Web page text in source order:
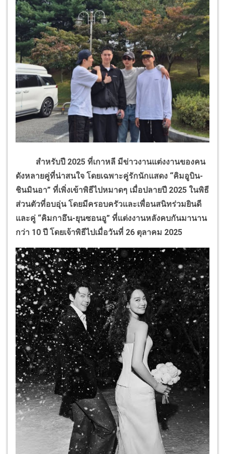
สำหรับปี 2025 ที่เกาหลี มีข่าวงานแต่งงานของคน
ดังหลายคู่ที่น่าสนใจ โดยเฉพาะคู่รักนักแสดง “คิมอูบิน-
ชินมินอา” ที่เพิ่งเข้าพิธีไปหมาดๆ เมื่อปลายปี 2025 ในพิธี
ส่วนตัวที่อบอุ่น โดยมีครอบครัวและเพื่อนสนิทร่วมยินดี
และคู่ “คิมกาอึน-ยุนซอนอู” ที่แต่งงานหลังคบกันมานาน
กว่า 10 ปี โดยเจ้าพิธีไปเมื่อวันที่ 26 ตุลาคม 2025